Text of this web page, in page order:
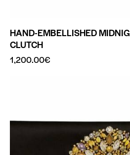
HAND-EMBELLISHED
CLUTCH
1,200.00€